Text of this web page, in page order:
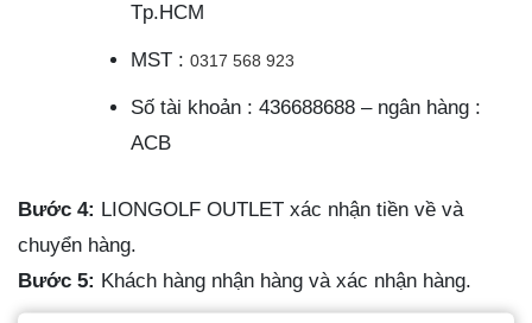
Tp.HCM
MST :0317 568 923
Số tài khoản : 436688688 – ngân hàng :
ACB
Bước 4: LIONGOLF OUTLET xác nhận tiền về và
chuyển hàng.
Bước 5: Khách hàng nhận hàng và xác nhận hàng.